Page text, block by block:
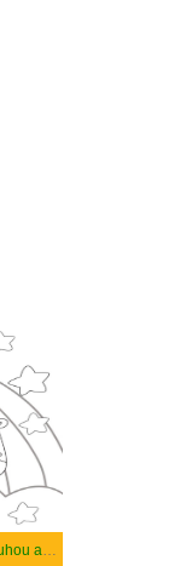
Dítě Jednorožec s Duhou a Hvězdou